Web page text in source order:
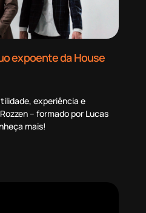
expoente da House
experiência e
– formado por Lucas
mais!